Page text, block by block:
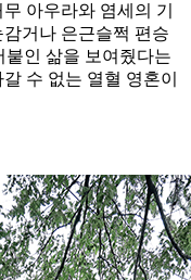
아우라와 염세의 기
거나 은근슬쩍 편승
인 삶을 보여줬다는
수 없는 열혈 영혼이